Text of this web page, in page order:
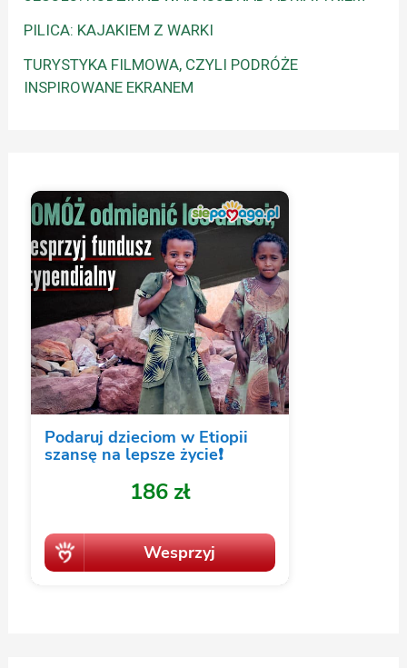
PILICA: KAJAKIEM Z WARKI
TURYSTYKA FILMOWA, CZYLI PODRÓŻE
INSPIROWANE EKRANEM